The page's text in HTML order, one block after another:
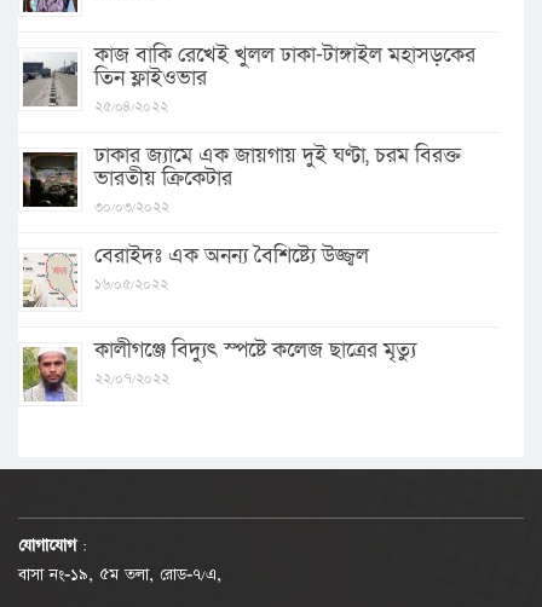
কাজ বাকি রেখেই খুলল ঢাকা-টাঙ্গাইল মহাসড়কের
তিন ফ্লাইওভার
২৫/০৪/২০২২
ঢাকার জ্যামে এক জায়গায় দুই ঘণ্টা, চরম বিরক্ত
ভারতীয় ক্রিকেটার
৩০/০৩/২০২২
বেরাইদঃ এক অনন্য বৈশিষ্ট্যে উজ্জ্বল
১৬/০৫/২০২২
কালীগঞ্জে বিদ্যুৎ স্পষ্টে কলেজ ছাত্রের মৃত্যু
২২/০৭/২০২২
যোগাযোগ :
বাসা নং-১৯, ৫ম তলা, রোড-৭/এ,